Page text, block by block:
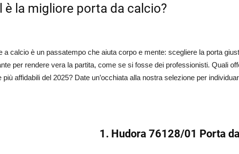
è la migliore porta da calcio?
a calcio è un passatempo che aiuta corpo e mente: scegliere la porta
per rendere vera la partita, come se si fosse dei professionisti. Quali
più affidabili del 2025? Date un’occhiata alla nostra selezione per
1. Hudora 76128/01 Porta